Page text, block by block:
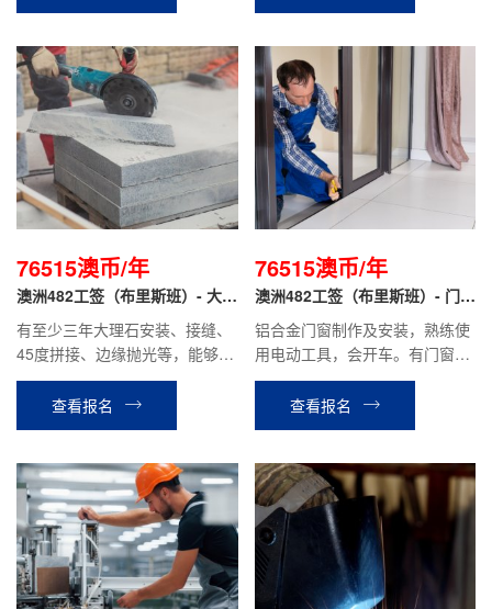
76515澳币/年
澳洲482工签（布里斯班）- 大理
石安装工
有至少三年大理石安装、接缝、
45度拼接、边缘抛光等，能够独
立操作技术熟练，身体灵活，身
材适中，肯吃苦，学习能力强，
服从管理。
查看报名
76515澳币/年
澳洲482工签（布里斯班）- 门窗
安装工
铝合金门窗制作及安装，熟练使
用电动工具，会开车。有门窗安
装或门窗制作，或室内装修木工
经验，技术熟练。
查看报名